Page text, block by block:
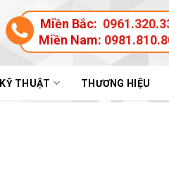
Miền Bắc:
Miền Nam:
THUẬT THƯƠNG HIỆU